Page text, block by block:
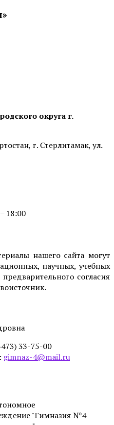
округа г.
г. Стерлитамак, ул.
18:00
нашего сайта могут
научных, учебных
согласия
33-75-00
gimnaz-4@mail.ru
"Гимназия №4